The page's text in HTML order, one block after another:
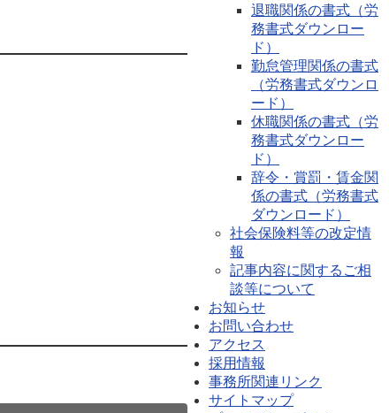
退職関係の書式（労
務書式ダウンロー
ド）
勤怠管理関係の書式
（労務書式ダウンロ
ード）
休職関係の書式（労
務書式ダウンロー
ド）
辞令・賞罰・賃金関
係の書式（労務書式
ダウンロード）
社会保険料等の改定情
報
記事内容に関するご相
談等について
お知らせ
お問い合わせ
アクセス
採用情報
事務所関連リンク
サイトマップ